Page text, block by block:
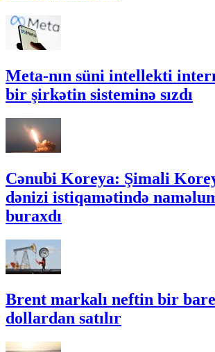
Meta-nın süni intellekti
bir şirkətin sisteminə sızdı
Cənubi Koreya: Şimali
dənizi istiqamətində
buraxdı
Brent markalı neftin bir
dollardan satılır